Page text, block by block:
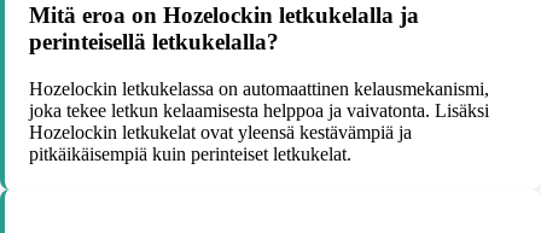
Mitä eroa on Hozelockin letkukelalla ja
perinteisellä letkukelalla?
Hozelockin letkukelassa on automaattinen kelausmekanismi,
joka tekee letkun kelaamisesta helppoa ja vaivatonta. Lisäksi
Hozelockin letkukelat ovat yleensä kestävämpiä ja
pitkäikäisempiä kuin perinteiset letkukelat.